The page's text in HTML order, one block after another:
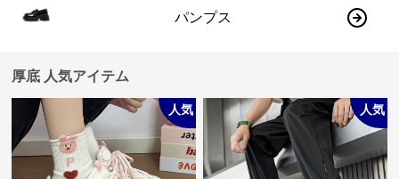
パンプス
厚底 人気アイテム
人気 人気